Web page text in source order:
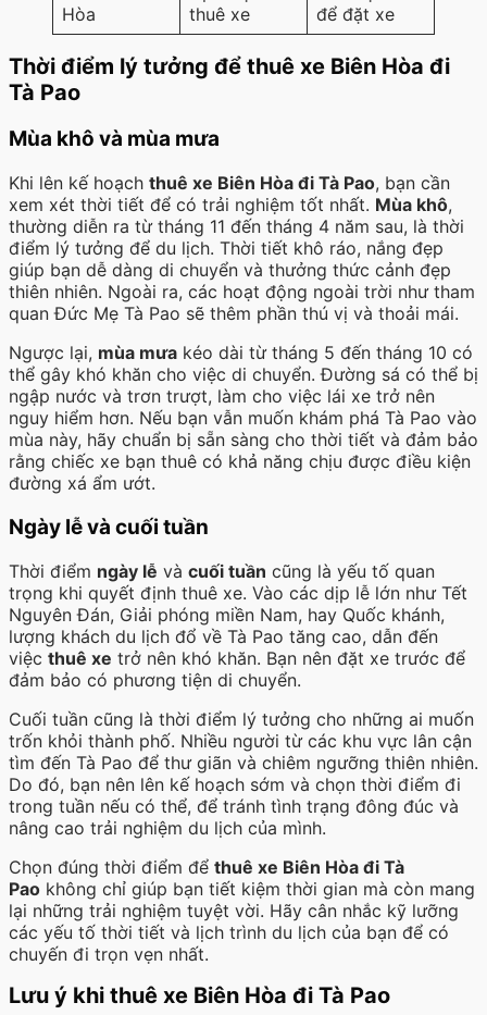
Hòa
thuê xe
để đặt xe
Thời điểm lý tưởng để thuê xe Biên Hòa đi
Tà Pao
Mùa khô và mùa mưa
Khi lên kế hoạch thuê xe Biên Hòa đi Tà Pao, bạn cần
xem xét thời tiết để có trải nghiệm tốt nhất. Mùa khô,
thường diễn ra từ tháng 11 đến tháng 4 năm sau, là thời
điểm lý tưởng để du lịch. Thời tiết khô ráo, nắng đẹp
giúp bạn dễ dàng di chuyển và thưởng thức cảnh đẹp
thiên nhiên. Ngoài ra, các hoạt động ngoài trời như tham
quan Đức Mẹ Tà Pao sẽ thêm phần thú vị và thoải mái.
Ngược lại, mùa mưa kéo dài từ tháng 5 đến tháng 10 có
thể gây khó khăn cho việc di chuyển. Đường sá có thể bị
ngập nước và trơn trượt, làm cho việc lái xe trở nên
nguy hiểm hơn. Nếu bạn vẫn muốn khám phá Tà Pao vào
mùa này, hãy chuẩn bị sẵn sàng cho thời tiết và đảm bảo
rằng chiếc xe bạn thuê có khả năng chịu được điều kiện
đường xá ẩm ướt.
Ngày lễ và cuối tuần
Thời điểm ngày lễ và cuối tuần cũng là yếu tố quan
trọng khi quyết định thuê xe. Vào các dịp lễ lớn như Tết
Nguyên Đán, Giải phóng miền Nam, hay Quốc khánh,
lượng khách du lịch đổ về Tà Pao tăng cao, dẫn đến
việc thuê xe trở nên khó khăn. Bạn nên đặt xe trước để
đảm bảo có phương tiện di chuyển.
Cuối tuần cũng là thời điểm lý tưởng cho những ai muốn
trốn khỏi thành phố. Nhiều người từ các khu vực lân cận
tìm đến Tà Pao để thư giãn và chiêm ngưỡng thiên nhiên.
Do đó, bạn nên lên kế hoạch sớm và chọn thời điểm đi
trong tuần nếu có thể, để tránh tình trạng đông đúc và
nâng cao trải nghiệm du lịch của mình.
Chọn đúng thời điểm để thuê xe Biên Hòa đi Tà
Pao không chỉ giúp bạn tiết kiệm thời gian mà còn mang
lại những trải nghiệm tuyệt vời. Hãy cân nhắc kỹ lưỡng
các yếu tố thời tiết và lịch trình du lịch của bạn để có
chuyến đi trọn vẹn nhất.
Lưu ý khi thuê xe Biên Hòa đi Tà Pao